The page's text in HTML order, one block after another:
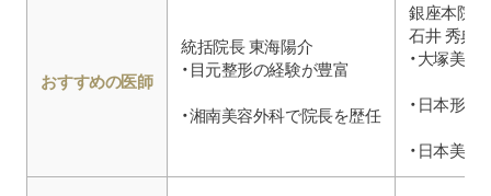
おすすめの医師
統括院長 東海陽介
・目元整形の経験が豊富
・湘南美容外科で院長を歴任
銀座本院
石井 秀典
・大塚美
・日本形
・日本美容